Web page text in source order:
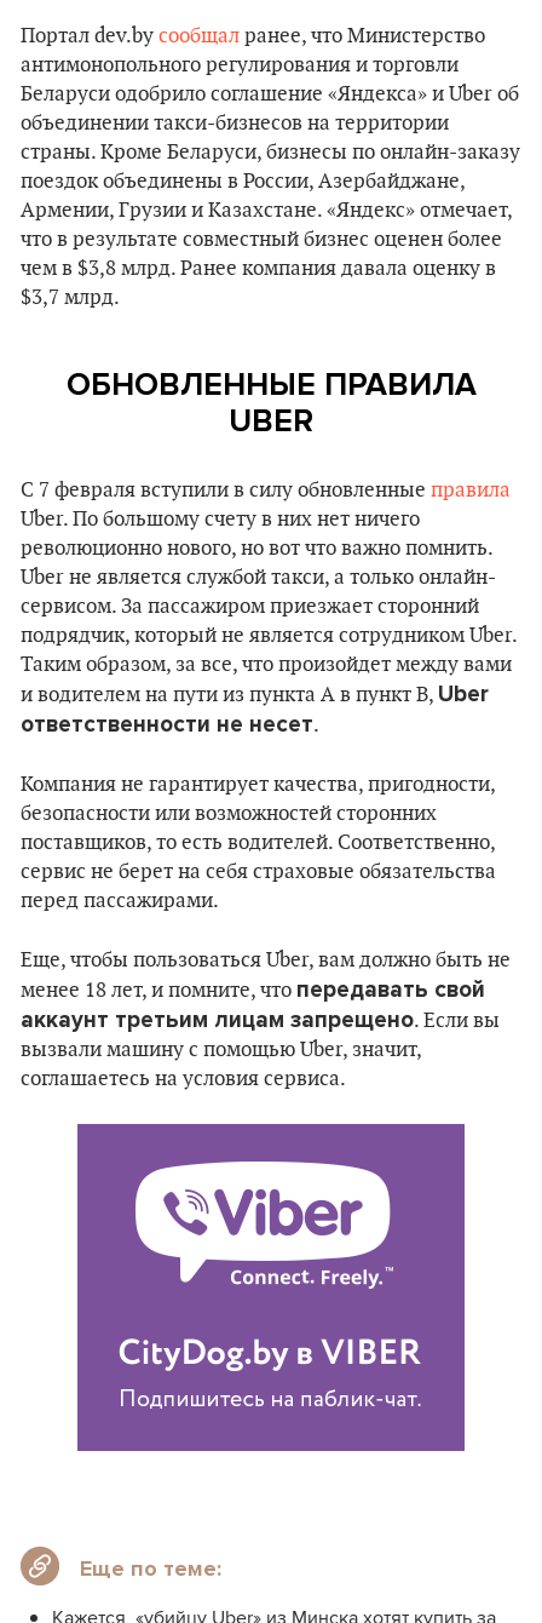
Портал dev.by сообщал ранее, что Министерство
антимонопольного регулирования и торговли
Беларуси одобрило соглашение «Яндекса» и Uber об
объединении такси-бизнесов на территории
страны. Кроме Беларуси, бизнесы по онлайн-заказу
поездок объединены в России, Азербайджане,
Армении, Грузии и Казахстане. «Яндекс» отмечает,
что в результате совместный бизнес оценен более
чем в $3,8 млрд. Ранее компания давала оценку в
$3,7 млрд.
ОБНОВЛЕННЫЕ ПРАВИЛА
UBER
С 7 февраля вступили в силу обновленные правила
Uber. По большому счету в них нет ничего
революционно нового, но вот что важно помнить.
Uber не является службой такси, а только онлайн-
сервисом. За пассажиром приезжает сторонний
подрядчик, который не является сотрудником Uber.
Таким образом, за все, что произойдет между вами
и водителем на пути из пункта А в пункт В, Uber
ответственности не несет.
Компания не гарантирует качества, пригодности,
безопасности или возможностей сторонних
поставщиков, то есть водителей. Соответственно,
сервис не берет на себя страховые обязательства
перед пассажирами.
Еще, чтобы пользоваться Uber, вам должно быть не
менее 18 лет, и помните, что передавать свой
аккаунт третьим лицам запрещено. Если вы
вызвали машину с помощью Uber, значит,
соглашаетесь на условия сервиса.
Еще по теме: